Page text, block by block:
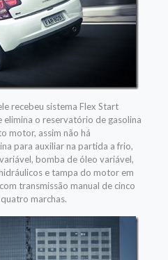
recebeu sistema Flex Start
elimina o reservatório de gasolina
motor, assim não há
para auxiliar na partida a frio,
bomba de óleo variável,
e tampa do motor em
transmissão manual de cinco
marchas.